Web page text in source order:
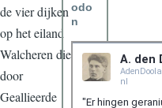
de vier dijken
op het eiland
Walcheren die
door
Geallieerde
odo
n